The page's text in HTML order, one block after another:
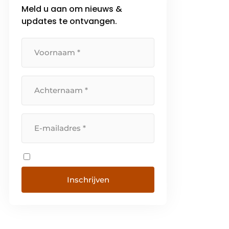
Meld u aan om nieuws &
updates te ontvangen.